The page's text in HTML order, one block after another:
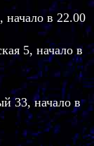
в 22.00
5, начало в
33, начало в